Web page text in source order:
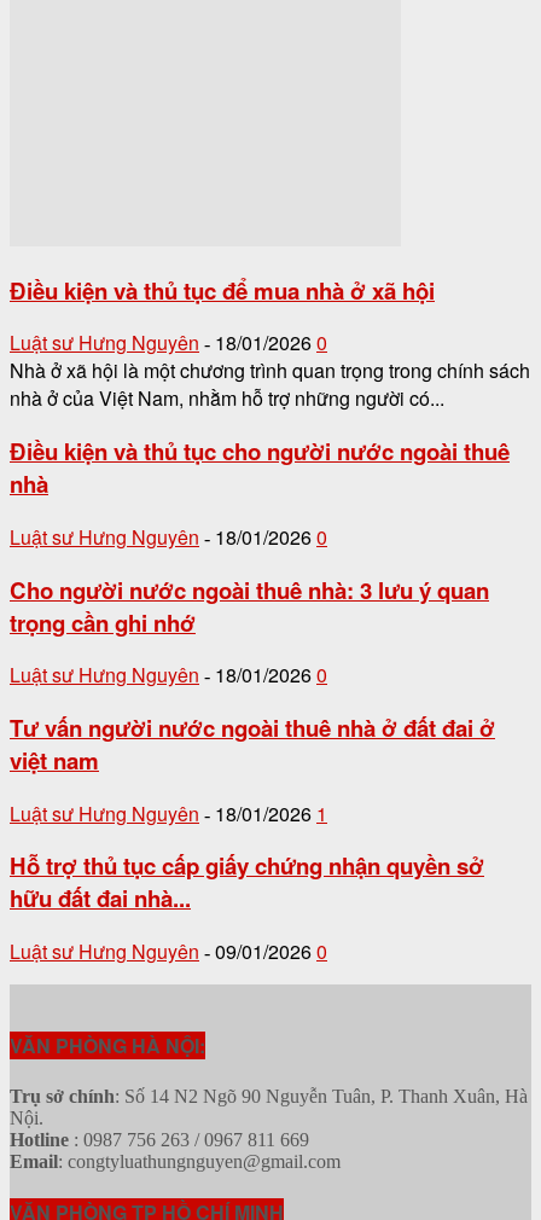
Điều kiện và thủ tục để mua nhà ở xã hội
Luật sư Hưng Nguyên - 18/01/20260
Nhà ở xã hội là một chương trình quan trọng trong chính sách
nhà ở của Việt Nam, nhằm hỗ trợ những người có...
Điều kiện và thủ tục cho người nước ngoài thuê
nhà
Luật sư Hưng Nguyên - 18/01/20260
Cho người nước ngoài thuê nhà: 3 lưu ý quan
trọng cần ghi nhớ
Luật sư Hưng Nguyên - 18/01/20260
Tư vấn người nước ngoài thuê nhà ở đất đai ở
việt nam
Luật sư Hưng Nguyên - 18/01/2026 1
Hỗ trợ thủ tục cấp giấy chứng nhận quyền sở
hữu đất đai nhà...
Luật sư Hưng Nguyên - 09/01/20260
VĂN PHÒNG HÀ NỘI:
Trụ sở chính: Số 14 N2 Ngõ 90 Nguyễn Tuân, P. Thanh Xuân, Hà
Nội.
Hotline : 0987 756 263 / 0967 811 669
Email: congtyluathungnguyen@gmail.com
VĂN PHÒNG TP HỒ CHÍ MINH